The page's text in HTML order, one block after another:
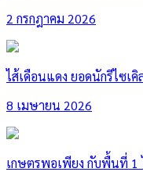
2 กรกฎาคม 2026
ไส้เดือนแดง ยอดนักรีไซเ
8 เมษายน 2026
เกษตรพอเพียง กับพื้นที่ 1